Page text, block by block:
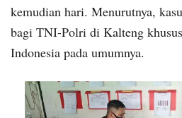
kemudian hari. Menurutnya,
bagi TNI-Polri di Kalteng
Indonesia pada umumnya.